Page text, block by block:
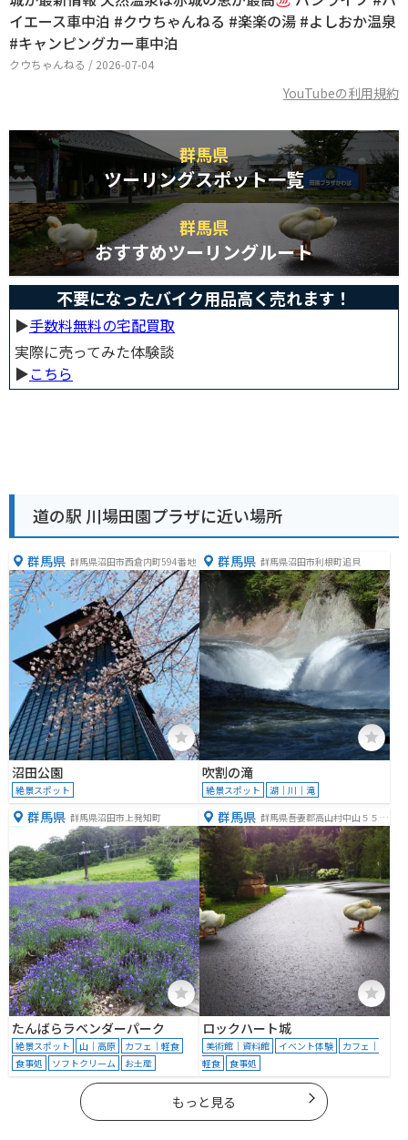
イエース車中泊 #クウちゃんねる #楽楽の湯 #よしおか温泉
#キャンピングカー車中泊
クウちゃんねる / 2026-07-04
YouTubeの利用規約
群馬県
ツーリングスポット一覧
群馬県
おすすめツーリングルート
不要になったバイク用品高く売れます！
▶︎手数料無料の宅配買取
実際に売ってみた体験談
▶︎こちら
道の駅 川場田園プラザに近い場所
群馬県 群馬県沼田市西倉内町594番地
沼田公園
絶景スポット
群馬県 群馬県沼田市利根町追貝
吹割の滝
絶景スポット 湖｜川｜滝
群馬県 群馬県沼田市上発知町
たんばらラベンダーパーク
絶景スポット 山｜高原
カフェ｜軽食
食事処
ソフトクリーム お土産
群馬県 群馬県吾妻郡高山村中山５５８
３−１
ロックハート城
美術館｜資料館 イベント体験
カフェ｜
軽食
食事処
もっと見る